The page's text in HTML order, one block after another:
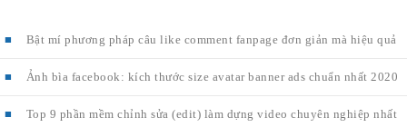
Bật mí phương pháp câu like comment fanpage đơn giản mà hiệu quả
Ảnh bìa facebook: kích thước size avatar banner ads chuẩn nhất 2020
Top 9 phần mềm chỉnh sửa (edit) làm dựng video chuyên nghiệp nhất